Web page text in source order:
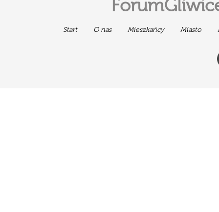
Start O nas Mieszkańcy Miasto